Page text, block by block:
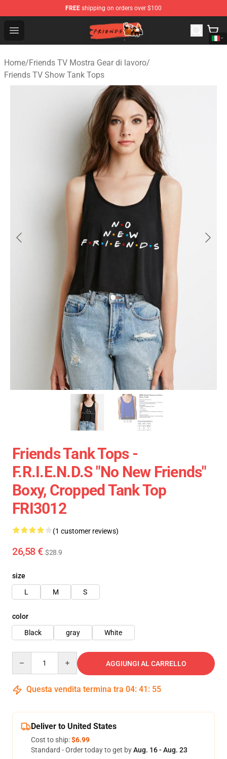
FREE shipping on orders over $100
Open menu
Friends Store - Official Friends Merchandise Shop
Home/Friends TV Mostra Gear di lavoro/
Friends TV Show Tank Tops
Friends Tank Tops -
F.R.I.E.N.D.S "No New Friends"
Boxy, Cropped Tank Top
FRI3012
(1 customer reviews)
26,58 € $28.9
size
L
M S
color
Black
gray White
AGGIUNGI AL CARRELLO
Questa vendita termina tra 04: 41 : 55
Deliver to United States
Cost to ship:$6.99
Standard - Order today to get byAug. 16 - Aug. 23